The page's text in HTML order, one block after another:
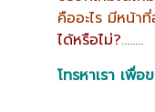
คืออะไร มีหน้า
ได้หรือไม่?……..
โทรหาเรา เพื่